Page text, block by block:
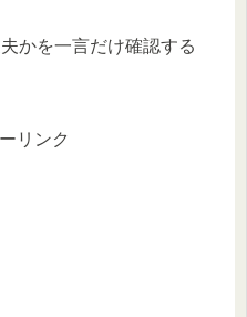
かを一言だけ確認する
リンク